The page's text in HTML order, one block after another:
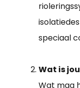
speciaal
Wat is
Wat mag